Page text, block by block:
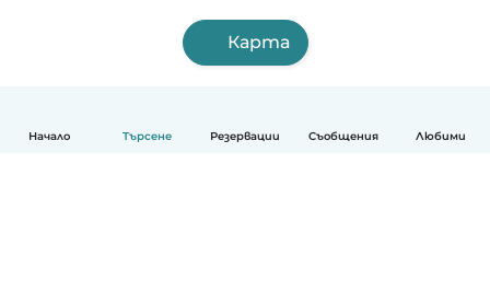
Начало Търсене Резервации Съобщения Любими
Карта